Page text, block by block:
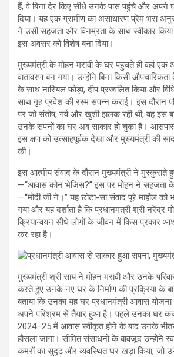
हैं, वे बिना देर किए सीधे उनके पास पहुंचे और अपने
दिया। यह एक ग्रामीण का असाधारण प्रेम भरा
ने उसी सहजता और विनम्रता के साथ स्वीकार
इस अवसर को विशेष बना दिया।
मुख्यमंत्री के मोहन मरावी के घर पहुंचते ही वहां एक
वातावरण बन गया। उन्होंने बिना किसी
के साथ नारियल फोड़ा, दीप प्रज्वलित किया और
साथ गृह प्रवेश की रस्म संपन्न कराई। इस दौरान
पर जो संतोष, गर्व और खुशी झलक रही थी, वह इस
उनके सपनों का घर अब साकार हो चुका है। आसपास
इस क्षण को उत्साहपूर्वक देखा और मुख्यमंत्री की
की।
इस आत्मीय संवाद के दौरान मुख्यमंत्री ने मुस्कुराते
—“आवास कोन भेजिस?” इस पर मोहन ने सहजता के
—“मोदी जी ने।” यह छोटा-सा संवाद पूरे माहौल को
गया और यह दर्शाता है कि प्रधानमंत्री श्री नरेंद्र
क्रियान्वयन सीधे लोगों के जीवन में किस प्रकार
कर रहा है।
मुख्यमंत्री श्री साय ने मोहन मरावी और उनके
करते हुए उनके नए घर के निर्माण की प्रक्रिया के
बताया कि उनका यह घर प्रधानमंत्री आवास
अपने परिश्रम से तैयार हुआ है। पहले उनका घर
2024–25 में आवास स्वीकृत होने के बाद उनके
हौसला जागा। सीमित संसाधनों के बावजूद उन्होंने
कमरों का सुदृढ़ और व्यवस्थित घर खड़ा किया,